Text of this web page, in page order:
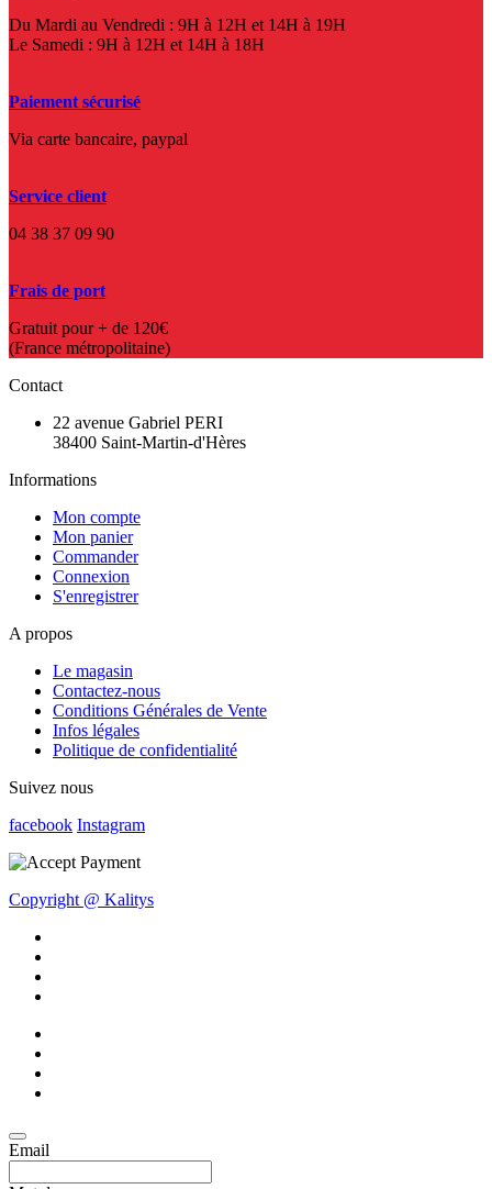
Du Mardi au Vendredi : 9H à 12H et 14H à 19H
Le Samedi : 9H à 12H et 14H à 18H
Paiement sécurisé
Via carte bancaire, paypal
Service client
04 38 37 09 90
Frais de port
Gratuit pour + de 120€
(France métropolitaine)
Contact
22 avenue Gabriel PERI
38400 Saint-Martin-d'Hères
Informations
Mon compte
Mon panier
Commander
Connexion
S'enregistrer
A propos
Le magasin
Contactez-nous
Conditions Générales de Vente
Infos légales
Politique de confidentialité
Suivez nous
facebook Instagram
Copyright @ Kalitys
Email